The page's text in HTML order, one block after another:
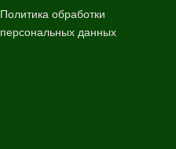
Политика обработки
персональных данных